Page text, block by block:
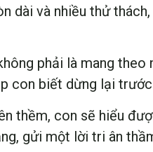
dài và nhiều thử
phải là mang
con biết dừng lại
thềm, con sẽ hiểu
gửi một lời tri ân